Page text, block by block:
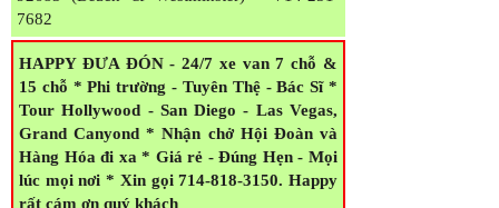
Westminster Blvd., #D, Westminster, CA.
92683 (Beach & Westminster) * 714-251-
7682
HAPPY ĐƯA ĐÓN - 24/7 xe van 7 chỗ &
15 chỗ * Phi trường - Tuyên Thệ - Bác Sĩ *
Tour Hollywood - San Diego - Las Vegas,
Grand Canyond * Nhận chở Hội Đoàn và
Hàng Hóa đi xa * Giá rẻ - Đúng Hẹn - Mọi